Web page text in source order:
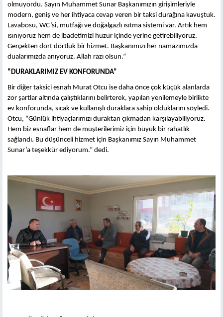
olmuyordu. Sayın Muhammet Sunar Başkanımızın girişimleriyle
modern, geniş ve her ihtiyaca cevap veren bir taksi durağına kavuştuk.
Lavabosu, WC’si, mutfağı ve doğalgazlı ısıtma sistemi var. Artık hem
ısınıyoruz hem de ibadetimizi huzur içinde yerine getirebiliyoruz.
Gerçekten dört dörtlük bir hizmet. Başkanımızı her namazımızda
dualarımızda anıyoruz. Allah razı olsun.”
“DURAKLARIMIZ EV KONFORUNDA”
Bir diğer taksici esnafı Murat Otcu ise daha önce çok küçük alanlarda
zor şartlar altında çalıştıklarını belirterek, yapılan yenilemeyle birlikte
ev konforunda, sıcak ve kullanışlı duraklara sahip olduklarını söyledi.
Otcu, “Günlük ihtiyaçlarımızı duraktan çıkmadan karşılayabiliyoruz.
Hem biz esnaflar hem de müşterilerimiz için büyük bir rahatlık
sağlandı. Bu düşünceli hizmet için Başkanımız Sayın Muhammet
Sunar’a teşekkür ediyorum.” dedi.